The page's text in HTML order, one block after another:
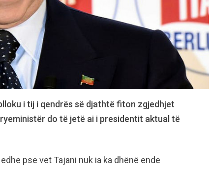
i tij i qendrës së djathtë fiton zgjedhjet
do të jetë ai i presidentit aktual të
pse vet Tajani nuk ia ka dhënë ende